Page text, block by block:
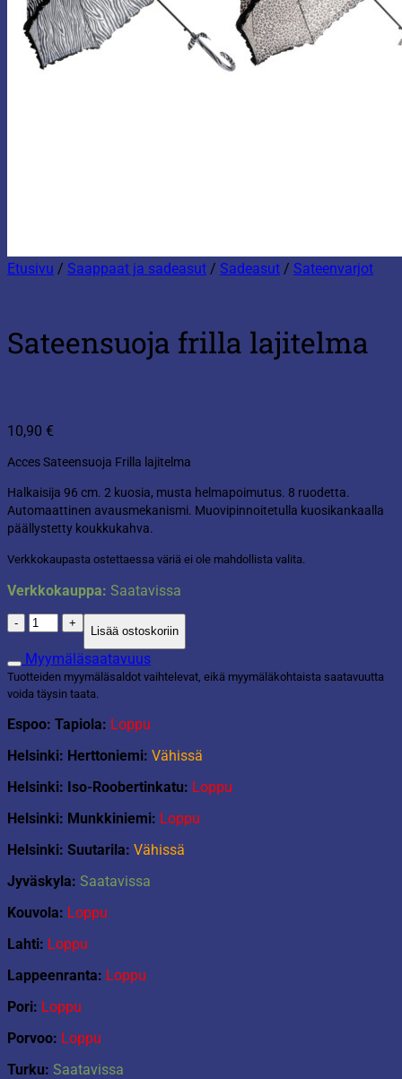
Etusivu / Saappaat ja sadeasut / Sadeasut / Sateenvarjot
Sateensuoja frilla lajitelma
10,90 €
Acces Sateensuoja Frilla lajitelma
Halkaisija 96 cm. 2 kuosia, musta helmapoimutus. 8 ruodetta.
Automaattinen avausmekanismi. Muovipinnoitetulla kuosikankaalla
päällystetty koukkukahva.
Verkkokaupasta ostettaessa väriä ei ole mahdollista valita.
Verkkokauppa: Saatavissa
Sateensuoja
frilla
lajitelma
määrä
Lisää ostoskoriin
Myymäläsaatavuus
Tuotteiden myymäläsaldot vaihtelevat, eikä myymäläkohtaista saatavuutta
voida täysin taata.
Espoo: Tapiola: Loppu
Helsinki: Herttoniemi: Vähissä
Helsinki: Iso-Roobertinkatu: Loppu
Helsinki: Munkkiniemi: Loppu
Helsinki: Suutarila: Vähissä
Jyväskyla: Saatavissa
Kouvola: Loppu
Lahti: Loppu
Lappeenranta: Loppu
Pori: Loppu
Porvoo: Loppu
Turku: Saatavissa